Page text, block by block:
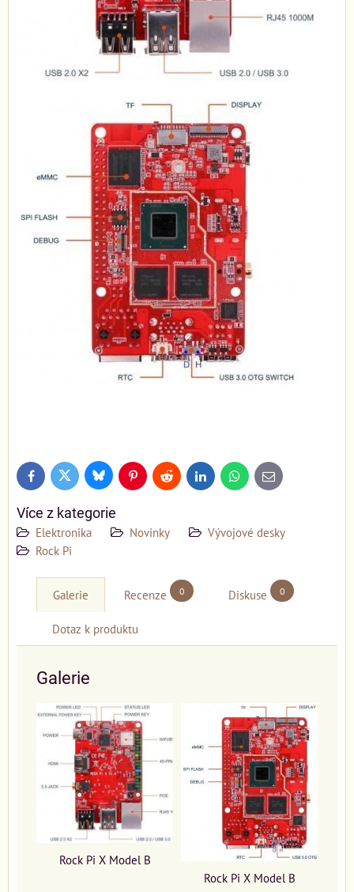
FacebookTwitter BlueskyPinterestReddit LinkedInWhatsApp
E-
mail
Více z kategorie
Elektronika Novinky
Vývojové desky
Rock Pi
Galerie Recenze 0 Diskuse 0
Dotaz k produktu
Galerie
Rock Pi X Model B
Rock Pi X Model B